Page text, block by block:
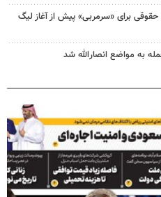
برای «سرمربی» پیش از آغاز لیگ
به مواضع انصارالله شد